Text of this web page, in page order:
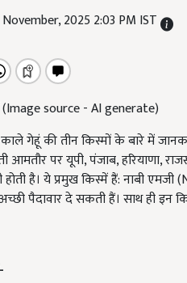
2025 2:03 PM IST
source - AI generate)
गेहूं की तीन किस्मों के बारे में
पर यूपी, पंजाब, हरियाणा,
होती है। ये प्रमुख किस्में हैं: नाबी
पैदावार दे सकती हैं। साथ ही